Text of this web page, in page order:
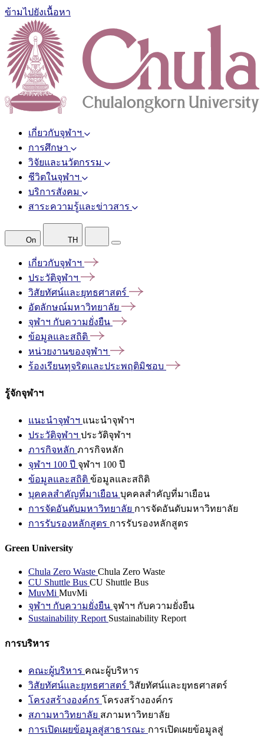
ข้ามไปยังเนื้อหา
เกี่ยวกับจุฬาฯ
การศึกษา
วิจัยและนวัตกรรม
ชีวิตในจุฬาฯ
บริการสังคม
สาระความรู้และข่าวสาร
On TH
เกี่ยวกับจุฬาฯ
ประวัติจุฬาฯ
วิสัยทัศน์และยุทธศาสตร์
อัตลักษณ์มหาวิทยาลัย
จุฬาฯ กับความยั่งยืน
ข้อมูลและสถิติ
หน่วยงานของจุฬาฯ
ร้องเรียนทุจริตและประพฤติมิชอบ
รู้จักจุฬาฯ
แนะนำจุฬาฯ แนะนำจุฬาฯ
ประวัติจุฬาฯ ประวัติจุฬาฯ
ภารกิจหลัก ภารกิจหลัก
จุฬาฯ 100 ปี จุฬาฯ 100 ปี
ข้อมูลและสถิติ ข้อมูลและสถิติ
บุคคลสำคัญที่มาเยือน บุคคลสำคัญที่มาเยือน
การจัดอันดับมหาวิทยาลัย การจัดอันดับมหาวิทยาลัย
การรับรองหลักสูตร การรับรองหลักสูตร
Green University
Chula Zero Waste Chula Zero Waste
CU Shuttle Bus CU Shuttle Bus
MuvMi MuvMi
จุฬาฯ กับความยั่งยืน จุฬาฯ กับความยั่งยืน
Sustainability Report Sustainability Report
การบริหาร
คณะผู้บริหาร คณะผู้บริหาร
วิสัยทัศน์และยุทธศาสตร์ วิสัยทัศน์และยุทธศาสตร์
โครงสร้างองค์กร โครงสร้างองค์กร
สภามหาวิทยาลัย สภามหาวิทยาลัย
การเปิดเผยข้อมูลสู่สาธารณะ การเปิดเผยข้อมูลสู่